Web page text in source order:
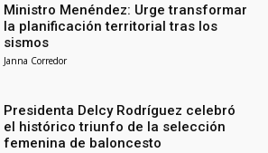
Ministro Menéndez: Urge transformar
la planificación territorial tras los
sismos
Janna Corredor
Presidenta Delcy Rodríguez celebró
el histórico triunfo de la selección
femenina de baloncesto